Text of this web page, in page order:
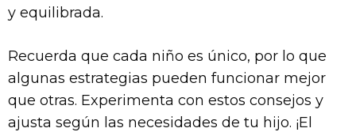
y equilibrada.
Recuerda que cada niño es único, por lo que
algunas estrategias pueden funcionar mejor
que otras. Experimenta con estos consejos y
ajusta según las necesidades de tu hijo. ¡El